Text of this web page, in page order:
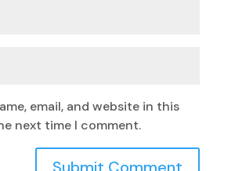
email, and website in this
next time I comment.